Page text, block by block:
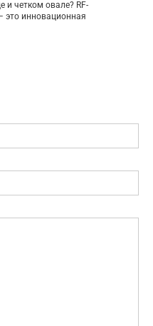
и четком овале? RF-
это инновационная